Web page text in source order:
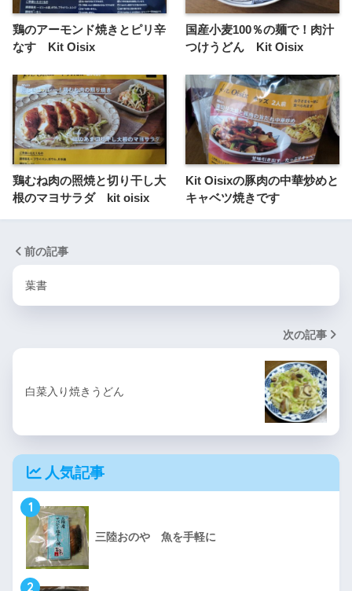
鶏のアーモンド焼きとピリ辛
なす Kit Oisix
国産小麦100％の麺で！肉汁
つけうどん Kit Oisix
鶏むね肉の照焼と切り干し大
根のマヨサラダ kit oisix
Kit Oisixの豚肉の中華炒めと
キャベツ焼きです
前の記事
葉書
次の記事
白菜入り焼きうどん
人気記事
1
三陸おのや 魚を手軽に
2